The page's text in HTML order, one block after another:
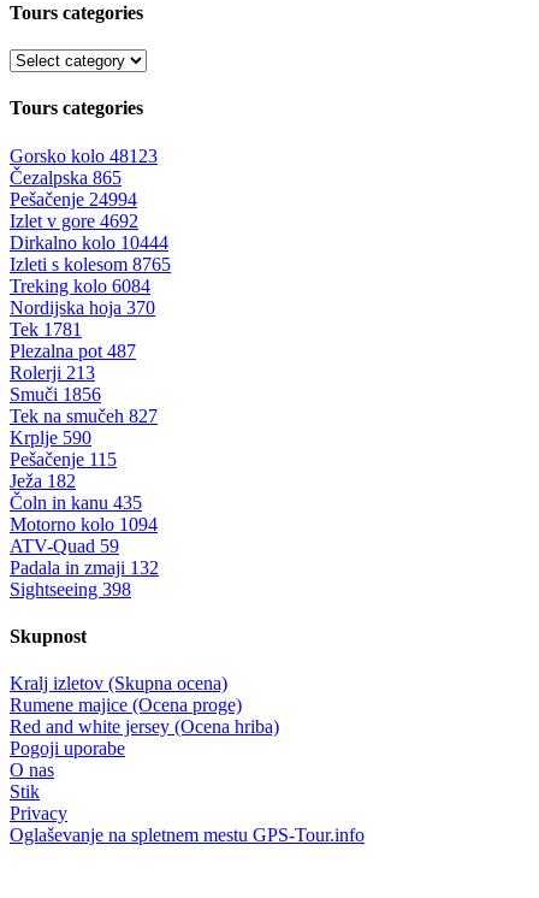
Tours categories
Tours categories
Gorsko kolo 48123
Čezalpska 865
Pešačenje 24994
Izlet v gore 4692
Dirkalno kolo 10444
Izleti s kolesom 8765
Treking kolo 6084
Nordijska hoja 370
Tek 1781
Plezalna pot 487
Rolerji 213
Smuči 1856
Tek na smučeh 827
Krplje 590
Pešačenje 115
Ježa 182
Čoln in kanu 435
Motorno kolo 1094
ATV-Quad 59
Padala in zmaji 132
Sightseeing 398
Skupnost
Kralj izletov (Skupna ocena)
Rumene majice (Ocena proge)
Red and white jersey (Ocena hriba)
Pogoji uporabe
O nas
Stik
Privacy
Oglaševanje na spletnem mestu GPS-Tour.info